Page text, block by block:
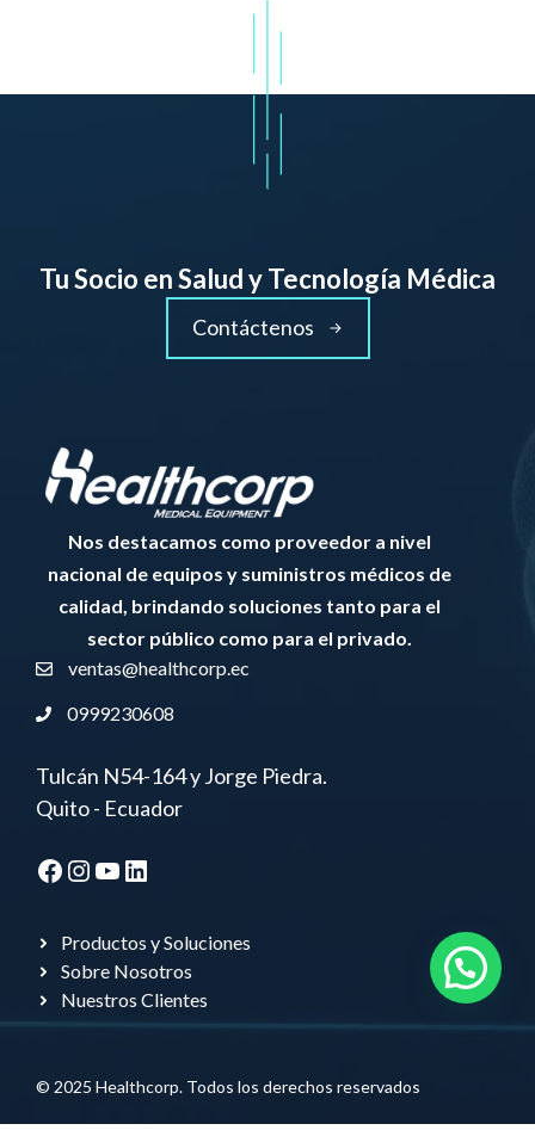
Tu Socio en Salud y Tecnología Médica
Contáctenos
Nos destacamos como proveedor a nivel
nacional de equipos y suministros médicos de
calidad, brindando soluciones tanto para el
sector público como para el privado.
ventas@healthcorp.ec
0999230608
Tulcán N54-164 y Jorge Piedra.
Quito - Ecuador
Facebook
Instagram
YouTube
LinkedIn
Productos y Soluciones
Sobre Nosotros
Nuestros Clientes
© 2025 Healthcorp. Todos los derechos reservados